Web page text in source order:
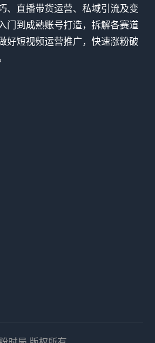
、直播带货运营、私域引流及变
门到成熟账号打造，拆解各赛道
好短视频运营推广，快速涨粉破